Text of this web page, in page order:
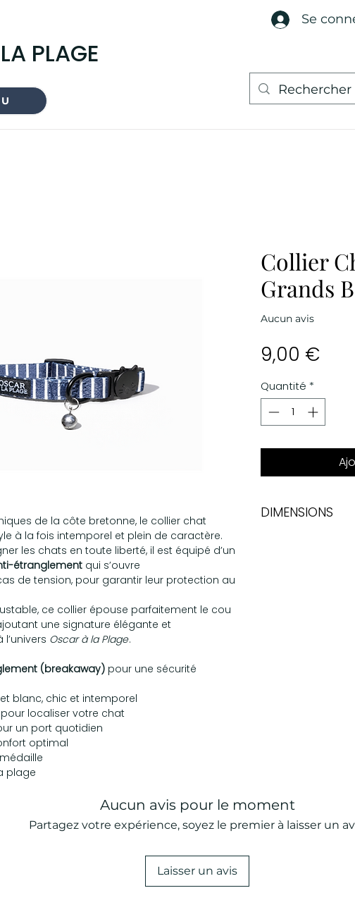
PLAGE
Se
de la côte bretonne, le collier chat
à la fois intemporel et plein de caractère.
les chats en toute liberté, il est équipé d’un
étranglement qui s’ouvre
de tension, pour garantir leur protection au
ce collier épouse parfaitement le cou
une signature élégante et
Oscar à la Plage.
(breakaway) pour une sécurité
blanc, chic et intemporel
pour localiser votre chat
un port quotidien
optimal
plage
Collier
Grands
Aucun avis
9,00 €Prix
Quantité *
DIMENSIONS
Aucun avis pour le moment
Partagez votre expérience, soyez le premier à laisser un
Laisser un avis